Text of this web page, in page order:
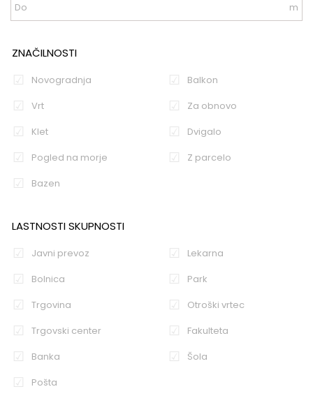
Do m
ZNAČILNOSTI
Novogradnja
Balkon
Vrt
Za obnovo
Klet
Dvigalo
Pogled na morje
Z parcelo
Bazen
LASTNOSTI SKUPNOSTI
Javni prevoz
Lekarna
Bolnica
Park
Trgovina
Otroški vrtec
Trgovski center
Fakulteta
Banka
Šola
Pošta